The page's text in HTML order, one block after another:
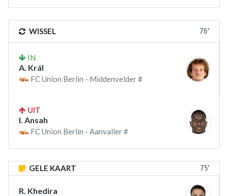
WISSEL 76'
IN
A. Král
FC Union Berlin - Middenvelder #
UIT
I. Ansah
FC Union Berlin - Aanvaller #
GELE KAART 75'
R. Khedira